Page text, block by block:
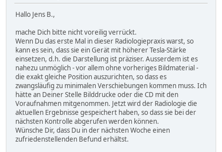
Hallo Jens B.,
mache Dich bitte nicht voreilig verrückt.
Wenn Du das erste Mal in dieser Radiologiepraxis warst, so
kann es sein, dass sie ein Gerät mit höherer Tesla-Stärke
einsetzen, d.h. die Darstellung ist präziser. Ausserdem ist es
nahezu unmöglich - vor allem ohne vorheriges Bildmaterial -
die exakt gleiche Position auszurichten, so dass es
zwangsläufig zu minimalen Verschiebungen kommen muss. Ich
hätte an Deiner Stelle Bilddrucke oder die CD mit den
Voraufnahmen mitgenommen. Jetzt wird der Radiologie die
aktuellen Ergebnisse gespeichert haben, so dass sie bei der
nächsten Kontrolle abgerufen werden können.
Wünsche Dir, dass Du in der nächsten Woche einen
zufriedenstellenden Befund erhältst.